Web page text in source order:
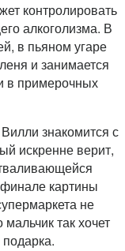
контролировать
алкоголизма. В
в пьяном угаре
и занимается
в примерочных
знакомится с
искренне верит,
картины
не
так хочет